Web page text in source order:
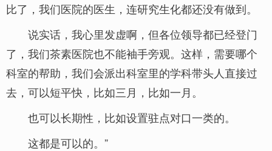
比了，我们医院的医生，连研究生化都还没有做到。
说实话，我心里发虚啊，但各位领导都已经登门
了，我们茶素医院也不能袖手旁观。这样，需要哪个
科室的帮助，我们会派出科室里的学科带头人直接过
去，可以短平快，比如三月，比如一月。
也可以长期性，比如设置驻点对口一类的。
这都是可以的。”